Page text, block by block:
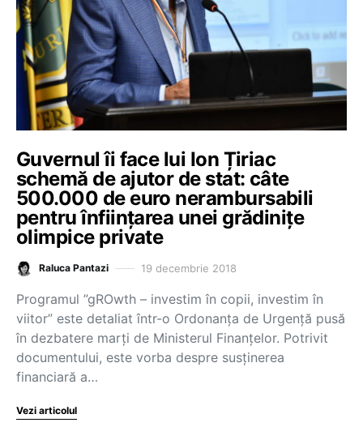
Guvernul îi face lui Ion Țiriac
schemă de ajutor de stat: câte
500.000 de euro nerambursabili
pentru înființarea unei grădinițe
olimpice private
Raluca Pantazi 19 decembrie 2018
Programul ”gROwth – investim în copii, investim în
viitor” este detaliat într-o Ordonanța de Urgență pusă
în dezbatere marți de Ministerul Finanțelor. Potrivit
documentului, este vorba despre susţinerea
financiară a…
Vezi articolul